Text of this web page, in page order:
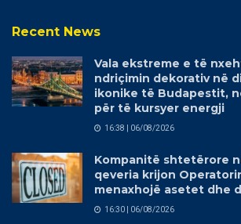
Recent News
Vala ekstreme e të
ndriçimin dekorativ në
ikonike të Budapestit,
për të kursyer energji
16:38 | 06/08/2026
Kompanitë shtetërore
qeveria krijon
menaxhojë asetet dhe
16:30 | 06/08/2026